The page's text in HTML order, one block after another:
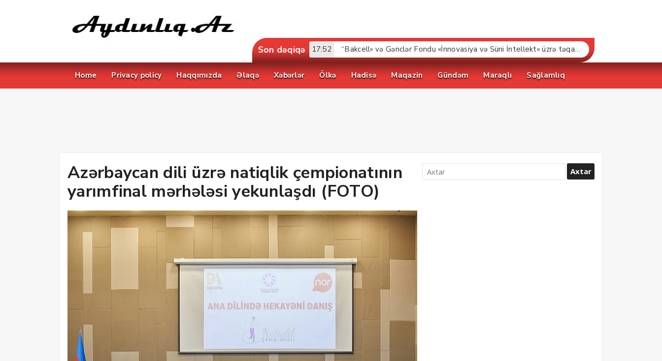
Son dəqiqə 17:52 “Bakcell» və Gənclər Fondu «İnnovasiya və Süni İntellekt» üzrə təqaüd proqramının qalibləri ilə görüş keçirib
Home Privacy policy Haqqımızda Əlaqə Xəbərlər Ölkə Hadisə Maqazin Gündəm Maraqlı Sağlamlıq
Azərbaycan dili üzrə natiqlik çempionatının
yarımfinal mərhələsi yekunlaşdı (FOTO)